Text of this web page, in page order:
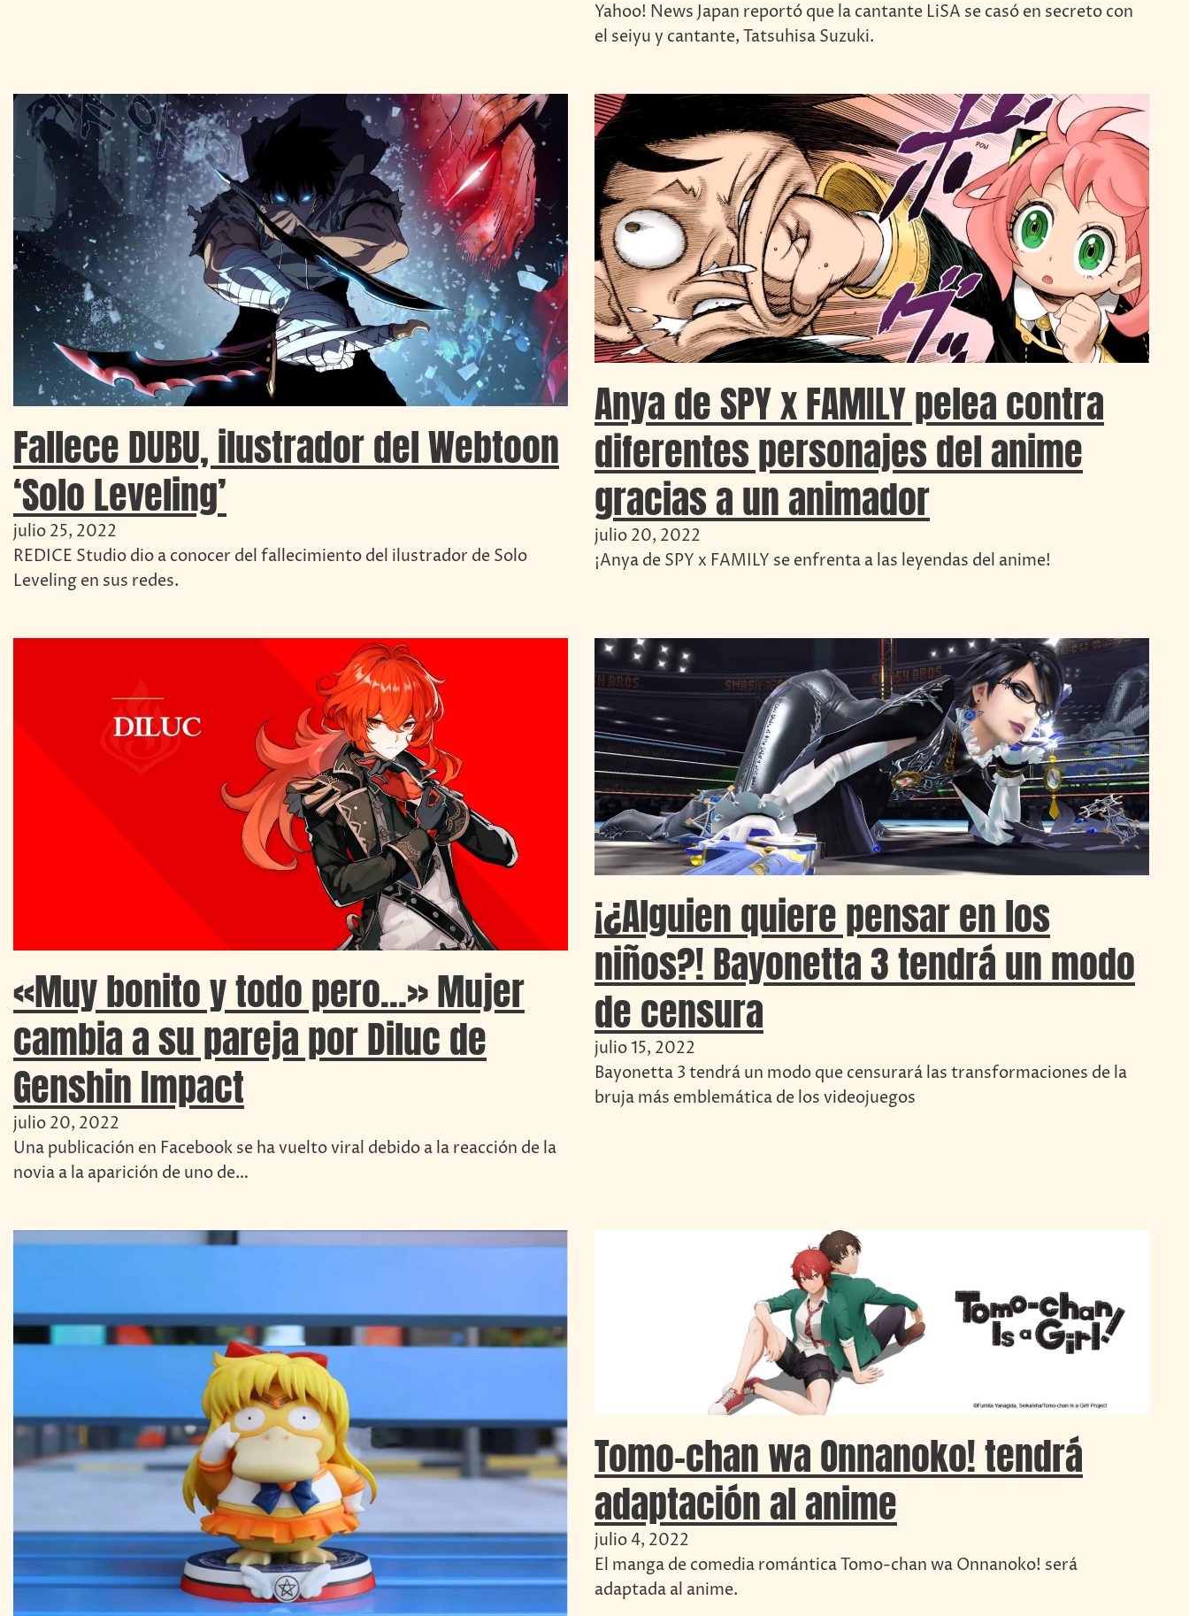
Yahoo! News Japan reportó que la cantante LiSA se casó en secreto con
el seiyu y cantante, Tatsuhisa Suzuki.
Fallece DUBU, ilustrador del Webtoon
‘Solo Leveling’
julio 25, 2022
REDICE Studio dio a conocer del fallecimiento del ilustrador de Solo
Leveling en sus redes.
Anya de SPY x FAMILY pelea contra
diferentes personajes del anime
gracias a un animador
julio 20, 2022
¡Anya de SPY x FAMILY se enfrenta a las leyendas del anime!
«Muy bonito y todo pero…» Mujer
cambia a su pareja por Diluc de
Genshin Impact
julio 20, 2022
Una publicación en Facebook se ha vuelto viral debido a la reacción de la
novia a la aparición de uno de…
¡¿Alguien quiere pensar en los
niños?! Bayonetta 3 tendrá un modo
de censura
julio 15, 2022
Bayonetta 3 tendrá un modo que censurará las transformaciones de la
bruja más emblemática de los videojuegos
Tomo-chan wa Onnanoko! tendrá
adaptación al anime
julio 4, 2022
El manga de comedia romántica Tomo-chan wa Onnanoko! será
adaptada al anime.